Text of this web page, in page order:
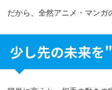
だから、全然アニメ・マンガ
少し先の未来